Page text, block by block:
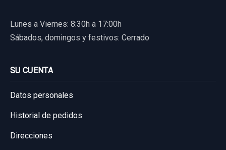
Lunes a Viernes: 8:30h a 17:00h
Sábados, domingos y festivos: Cerrado
SU CUENTA
Datos personales
Historial de pedidos
Direcciones